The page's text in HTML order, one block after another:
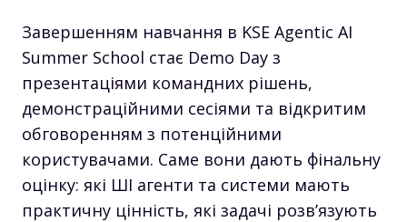
Завершенням навчання в KSE Agentic AI
Summer School стає Demo Day з
презентаціями командних рішень,
демонстраційними сесіями та відкритим
обговоренням з потенційними
користувачами. Саме вони дають фінальну
оцінку: які ШІ агенти та системи мають
практичну цінність, які задачі розв’язують